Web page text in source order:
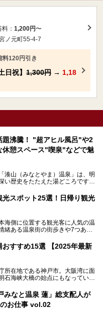
料： 1,200円〜
ノ元町55-4-7
料120円引き
日祝】 1,300円 → 1,18
題沸騰！ "超アヒル風呂"や2
休憩スペース"喫泉"などで魅
湊山（みなとやま）温泉」は、明
い歴史をたたえた湯どころです。
ん。さらに、ゆったりくつろげて
スペースも人気に。斬新な企画や
る湊山温泉の魅力をリポートしま
スポット25選！日帰り観光
海側に位置する観光客に人気の温
緒ある温泉街の街歩きや7つある
ら温泉街が近く、歩いて回るのに
りでの訪問にもおすすめです。
ップ。温泉やご当地グルメなどを
ルコースも紹介しているので、ぜ
すすめ15選 【2025年最新
所在地である神戸市。大阪湾に面
石海峡大橋の始点にもなっていま
に発展したハーバーランドなど、
押しです。
ら見ると、神戸市といえば何とい
みなと温泉 蓮」総支配人が
お仕事 vol.02